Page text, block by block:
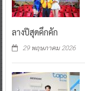
ลางปีสุดคึกคัก
29 พฤษภาคม 2026